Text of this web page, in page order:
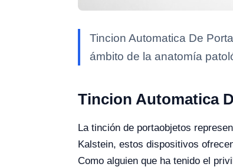
Tincion Automatica De
ámbito de la anatomía
Tincion Automatica
La tinción de portaobjetos
Kalstein, estos dispositivos
Como alguien que ha tenido el